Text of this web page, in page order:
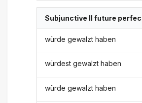
Subjunctive II future
würde gewalzt haben
würdest gewalzt haben
würde gewalzt haben